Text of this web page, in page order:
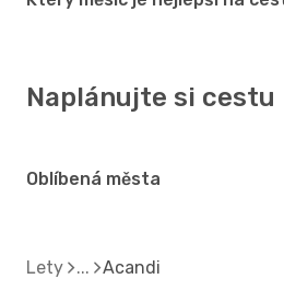
Naplánujte si cestu
Oblíbená města
Lety Acandi